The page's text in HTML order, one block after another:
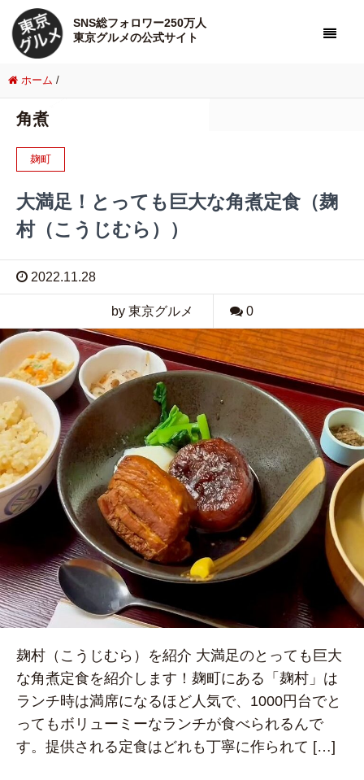
SNS総フォロワー250万人
東京グルメの公式サイト
ホーム /
角煮
麹町
大満足！とっても巨大な角煮定食（麹
村（こうじむら））
2022.11.28
by 東京グルメ 0
麹村（こうじむら）を紹介 大満足のとっても巨大
な角煮定食を紹介します！麹町にある「麹村」は
ランチ時は満席になるほど人気で、1000円台でと
ってもボリューミーなランチが食べられるんで
す。提供される定食はどれも丁寧に作られて […]